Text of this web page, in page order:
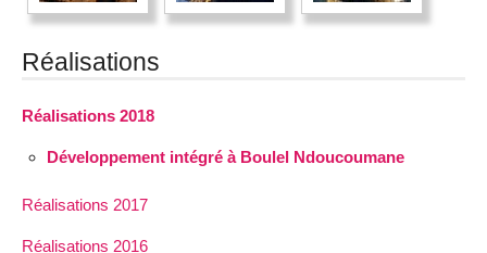
Réalisations
Réalisations 2018
Développement intégré à Boulel Ndoucoumane
Réalisations 2017
Réalisations 2016